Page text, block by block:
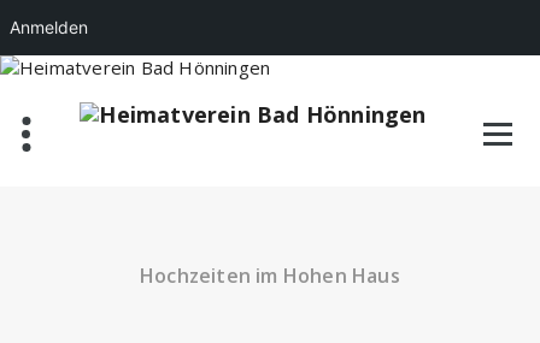
Anmelden
Zum
springen
Hochzeiten im Hohen Haus